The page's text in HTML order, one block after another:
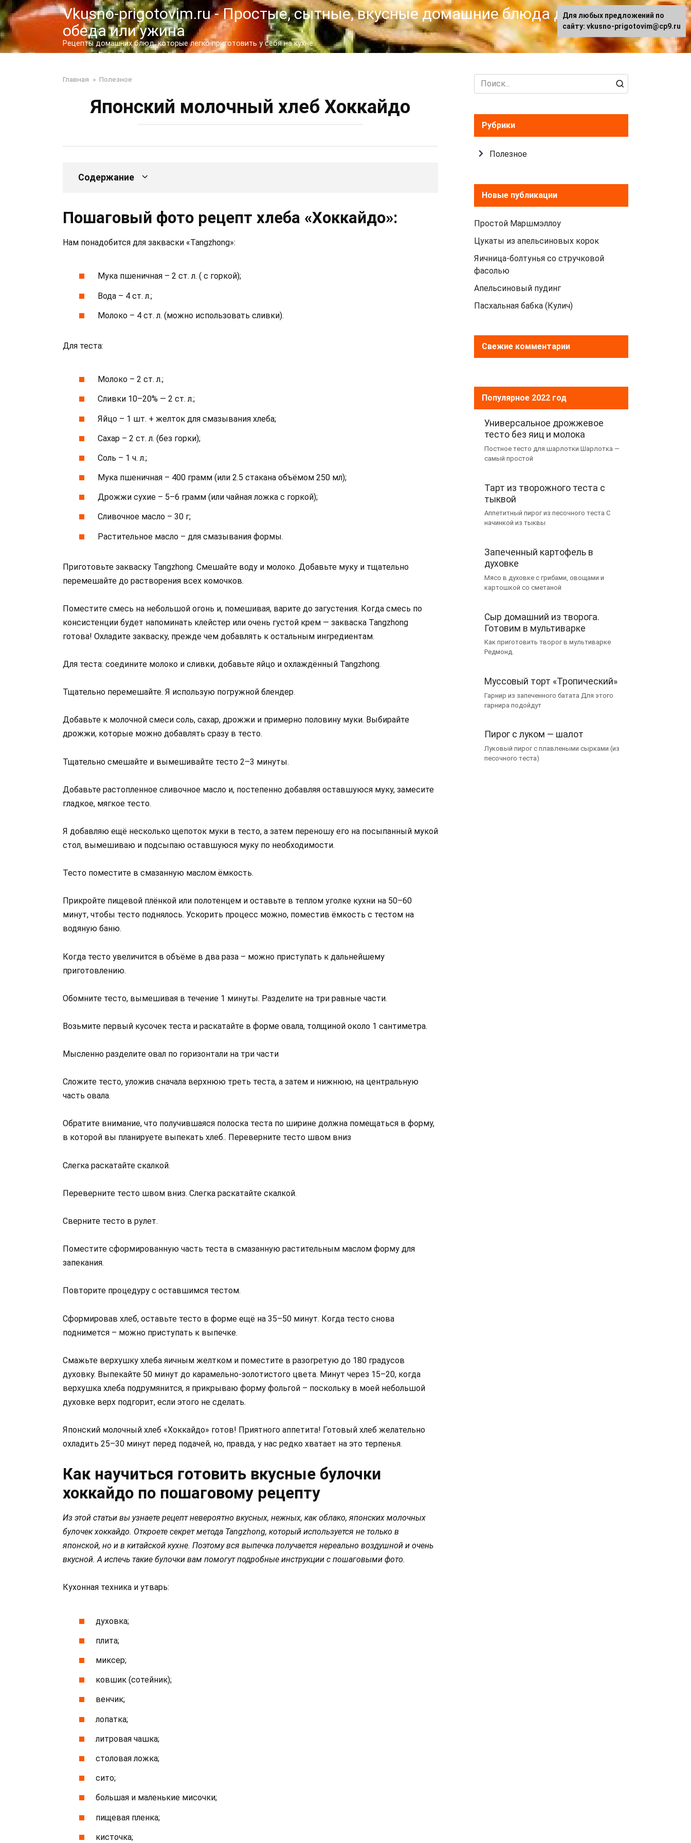
Перейти
к
контенту
Vkusno-prigotovim.ru - Простые, сытные, вкусные домашние блюда для
обеда или ужина
Рецепты домашних блюд, которые легко приготовить у себя на кухне.
Главная » Полезное
Японский молочный хлеб Хоккайдо
Содержание
Пошаговый фото рецепт хлеба «Хоккайдо»:
Нам понадобится для закваски «Tangzhong»:
Мука пшеничная – 2 ст. л. ( с горкой);
Вода – 4 ст. л.;
Молоко – 4 ст. л. (можно использовать сливки).
Для теста:
Молоко – 2 ст. л.;
Сливки 10–20% — 2 ст. л.;
Яйцо – 1 шт. + желток для смазывания хлеба;
Сахар – 2 ст. л. (без горки);
Соль – 1 ч. л.;
Мука пшеничная – 400 грамм (или 2.5 стакана объёмом 250 мл);
Дрожжи сухие – 5–6 грамм (или чайная ложка с горкой);
Сливочное масло – 30 г;
Растительное масло – для смазывания формы.
Приготовьте закваску Tangzhong. Смешайте воду и молоко. Добавьте муку и тщательно
перемешайте до растворения всех комочков.
Поместите смесь на небольшой огонь и, помешивая, варите до загустения. Когда смесь по
консистенции будет напоминать клейстер или очень густой крем — закваска Tangzhong
готова! Охладите закваску, прежде чем добавлять к остальным ингредиентам.
Для теста: соедините молоко и сливки, добавьте яйцо и охлаждённый Tangzhong.
Тщательно перемешайте. Я использую погружной блендер.
Добавьте к молочной смеси соль, сахар, дрожжи и примерно половину муки. Выбирайте
дрожжи, которые можно добавлять сразу в тесто.
Тщательно смешайте и вымешивайте тесто 2–3 минуты.
Добавьте растопленное сливочное масло и, постепенно добавляя оставшуюся муку, замесите
гладкое, мягкое тесто.
Я добавляю ещё несколько щепоток муки в тесто, а затем переношу его на посыпанный мукой
стол, вымешиваю и подсыпаю оставшуюся муку по необходимости.
Тесто поместите в смазанную маслом ёмкость.
Прикройте пищевой плёнкой или полотенцем и оставьте в теплом уголке кухни на 50–60
минут, чтобы тесто поднялось. Ускорить процесс можно, поместив ёмкость с тестом на
водяную баню.
Когда тесто увеличится в объёме в два раза – можно приступать к дальнейшему
приготовлению.
Обомните тесто, вымешивая в течение 1 минуты. Разделите на три равные части.
Возьмите первый кусочек теста и раскатайте в форме овала, толщиной около 1 сантиметра.
Мысленно разделите овал по горизонтали на три части
Сложите тесто, уложив сначала верхнюю треть теста, а затем и нижнюю, на центральную
часть овала.
Обратите внимание, что получившаяся полоска теста по ширине должна помещаться в форму,
в которой вы планируете выпекать хлеб.. Переверните тесто швом вниз
Слегка раскатайте скалкой.
Переверните тесто швом вниз. Слегка раскатайте скалкой.
Сверните тесто в рулет.
Поместите сформированную часть теста в смазанную растительным маслом форму для
запекания.
Повторите процедуру с оставшимся тестом.
Сформировав хлеб, оставьте тесто в форме ещё на 35–50 минут. Когда тесто снова
поднимется – можно приступать к выпечке.
Смажьте верхушку хлеба яичным желтком и поместите в разогретую до 180 градусов
духовку. Выпекайте 50 минут до карамельно-золотистого цвета. Минут через 15–20, когда
верхушка хлеба подрумянится, я прикрываю форму фольгой – поскольку в моей небольшой
духовке верх подгорит, если этого не сделать.
Японский молочный хлеб «Хоккайдо» готов! Приятного аппетита! Готовый хлеб желательно
охладить 25–30 минут перед подачей, но, правда, у нас редко хватает на это терпенья.
Как научиться готовить вкусные булочки
хоккайдо по пошаговому рецепту
Из этой статьи вы узнаете рецепт невероятно вкусных, нежных, как облако, японских молочных
булочек хоккайдо. Откроете секрет метода Tangzhong, который используется не только в
японской, но и в китайской кухне. Поэтому вся выпечка получается нереально воздушной и очень
вкусной. А испечь такие булочки вам помогут подробные инструкции с пошаговыми фото.
Кухонная техника и утварь:
духовка;
плита;
миксер;
ковшик (сотейник);
венчик;
лопатка;
литровая чашка;
столовая ложка;
сито;
большая и маленькие мисочки;
пищевая пленка;
кисточка;
Search
for:
Рубрики
Полезное
Новые публикации
Простой Маршмэллоу
Цукаты из апельсиновых корок
Яичница-болтунья со стручковой
фасолью
Апельсиновый пудинг
Пасхальная бабка (Кулич)
Свежие комментарии
Популярное 2022 год
Универсальное дрожжевое
тесто без яиц и молока
Постное тесто для шарлотки Шарлотка —
самый простой
Тарт из творожного теста с
тыквой
Аппетитный пирог из песочного теста С
начинкой из тыквы
Запеченный картофель в
духовке
Мясо в духовке с грибами, овощами и
картошкой со сметаной
Сыр домашний из творога.
Готовим в мультиварке
Как приготовить творог в мультиварке
Редмонд.
Муссовый торт «Тропический»
Гарнир из запеченного батата Для этого
гарнира подойдут
Пирог с луком — шалот
Луковый пирог с плавлеными сырками (из
песочного теста)
Для любых предложений по
сайту: vkusno-prigotovim@cp9.ru